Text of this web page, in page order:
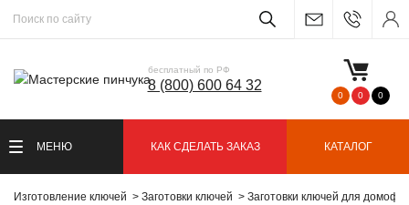
бесплатный по РФ
8 (800) 600 64 32
0 0 0
МЕНЮ КАК СДЕЛАТЬ ЗАКАЗ КАТАЛОГ
Изготовление ключей Заготовки ключей Заготовки ключей для